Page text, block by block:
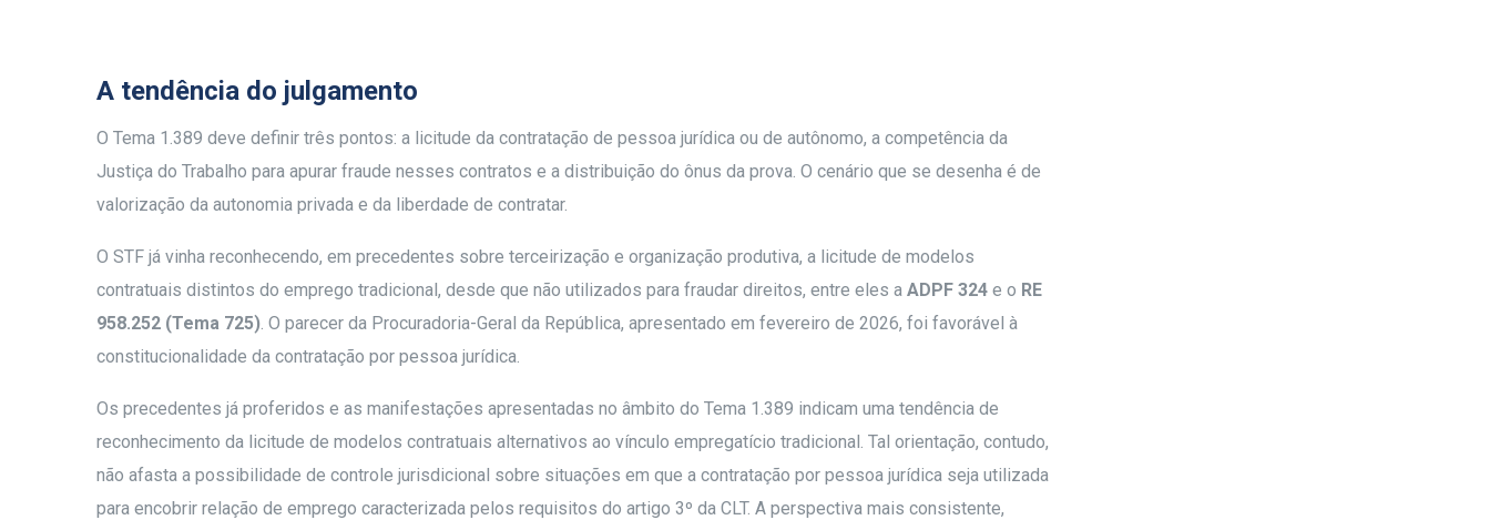
A tendência do julgamento
O Tema 1.389 deve definir três pontos: a licitude da contratação de pessoa jurídica ou de autônomo, a competência da
Justiça do Trabalho para apurar fraude nesses contratos e a distribuição do ônus da prova. O cenário que se desenha é de
valorização da autonomia privada e da liberdade de contratar.
O STF já vinha reconhecendo, em precedentes sobre terceirização e organização produtiva, a licitude de modelos
contratuais distintos do emprego tradicional, desde que não utilizados para fraudar direitos, entre eles a ADPF 324 e o RE
958.252 (Tema 725) . O parecer da Procuradoria-Geral da República, apresentado em fevereiro de 2026, foi favorável à
constitucionalidade da contratação por pessoa jurídica.
Os precedentes já proferidos e as manifestações apresentadas no âmbito do Tema 1.389 indicam uma tendência de
reconhecimento da licitude de modelos contratuais alternativos ao vínculo empregatício tradicional. Tal orientação, contudo,
não afasta a possibilidade de controle jurisdicional sobre situações em que a contratação por pessoa jurídica seja utilizada
para encobrir relação de emprego caracterizada pelos requisitos do artigo 3º da CLT. A perspectiva mais consistente,